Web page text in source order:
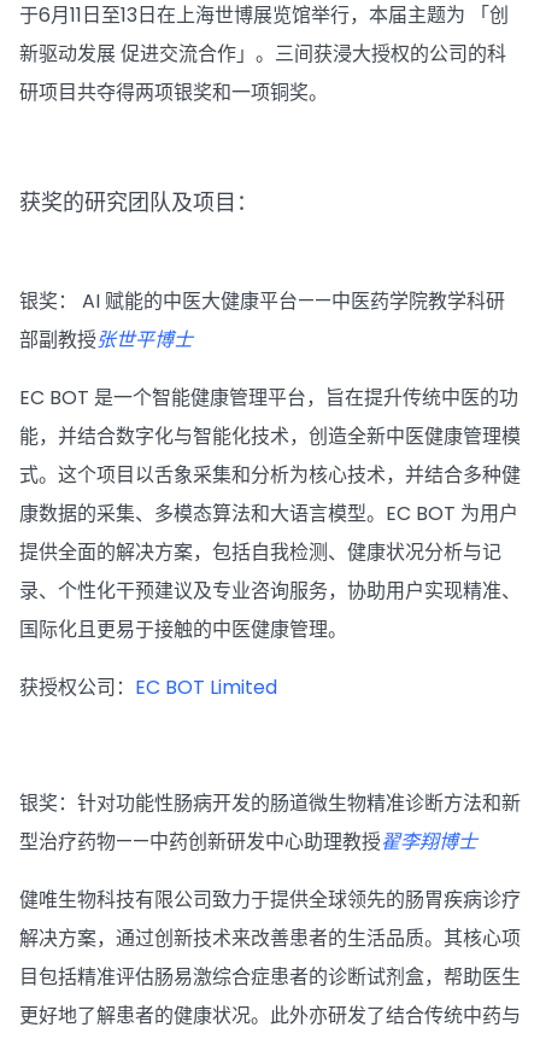
于6月11日至13日在上海世博展览馆举行，本届主题为 「创
新驱动发展 促进交流合作」。三间获浸大授权的公司的科
研项目共夺得两项银奖和一项铜奖。
获奖的研究团队及项目：
银奖： AI 赋能的中医大健康平台——中医药学院教学科研
部副教授张世平博士
EC BOT 是一个智能健康管理平台，旨在提升传统中医的功
能，并结合数字化与智能化技术，创造全新中医健康管理模
式。这个项目以舌象采集和分析为核心技术，并结合多种健
康数据的采集、多模态算法和大语言模型。EC BOT 为用户
提供全面的解决方案，包括自我检测、健康状况分析与记
录、个性化干预建议及专业咨询服务，协助用户实现精准、
国际化且更易于接触的中医健康管理。
获授权公司： EC BOT Limited
银奖：针对功能性肠病开发的肠道微生物精准诊断方法和新
型治疗药物——中药创新研发中心助理教授翟李翔博士
健唯生物科技有限公司致力于提供全球领先的肠胃疾病诊疗
解决方案，通过创新技术来改善患者的生活品质。其核心项
目包括精准评估肠易激综合症患者的诊断试剂盒，帮助医生
更好地了解患者的健康状况。此外亦研发了结合传统中药与